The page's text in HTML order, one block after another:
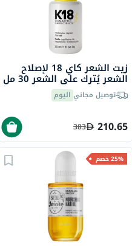
زيت الشعر كاي 18 لإصلاح
الشعر يُترك على الشعر 30 مل
توصيل مجاني اليوم
210.65
383
25% خصم